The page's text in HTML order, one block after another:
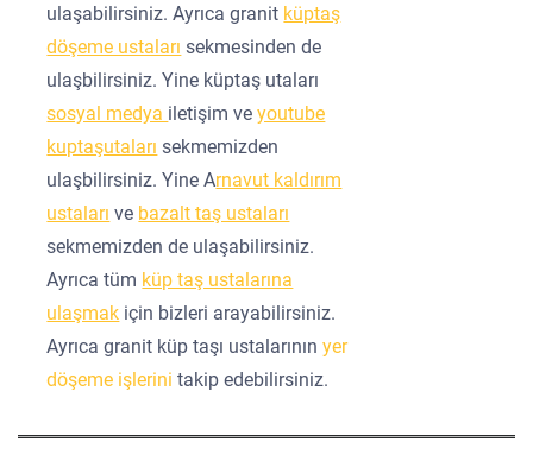
ulaşabilirsiniz. Ayrıca granit küptaş
döşeme ustaları sekmesinden de
ulaşbilirsiniz. Yine küptaş utaları
sosyal medya iletişim veyoutube
kuptaşutaları sekmemizden
ulaşbilirsiniz. Yine Arnavut kaldırım
ustaları ve bazalt taş ustaları
sekmemizden de ulaşabilirsiniz.
Ayrıca tüm küp taş ustalarına
ulaşmak için bizleri arayabilirsiniz.
Ayrıca granit küp taşı ustalarının yer
döşeme işlerini takip edebilirsiniz.